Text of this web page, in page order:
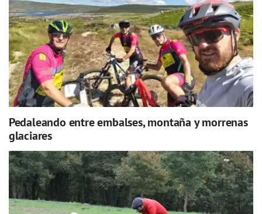
Pedaleando entre embalses, montaña y morrenas
glaciares